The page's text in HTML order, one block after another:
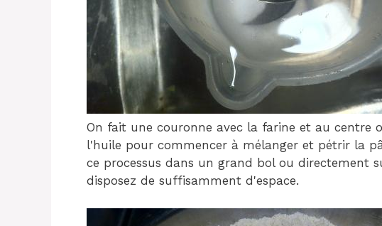
On fait une couronne avec la farine et au centre
l'huile pour commencer à mélanger et pétrir la
ce processus dans un grand bol ou directement
disposez de suffisamment d'espace.